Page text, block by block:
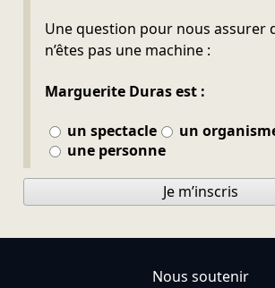
Une question pour nous assurer
n’êtes pas une machine :
Marguerite Duras est :
un spectacle
un
une personne
Ne pas remplir
Je m’inscris
Nous soutenir